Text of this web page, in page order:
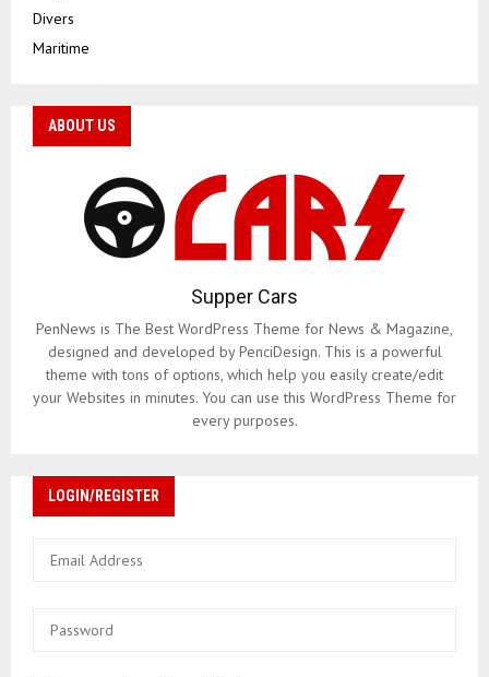
Divers
Maritime
ABOUT US
Supper Cars
PenNews is The Best WordPress Theme for News & Magazine,
designed and developed by PenciDesign. This is a powerful
theme with tons of options, which help you easily create/edit
your Websites in minutes. You can use this WordPress Theme for
every purposes.
LOGIN/REGISTER